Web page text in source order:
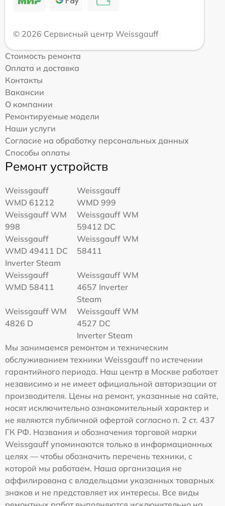
© 2026 Сервисный центр Weissgauff
Стоимость ремонта
Оплата и доставка
Контакты
Вакансии
О компании
Ремонтируемые модели
Наши услуги
Согласие на обработку персональных данных
Способы оплаты
Ремонт устройств
Weissgauff
WMD 61212
Weissgauff
WMD 999
Weissgauff WM
998
Weissgauff WM
59412 DC
Weissgauff
WMD 49411 DC
Inverter Steam
Weissgauff WM
58411
Weissgauff
WMD 58411
Weissgauff WM
4657 Inverter
Steam
Weissgauff WM
4826 D
Weissgauff WM
4527 DC
Inverter Steam
Мы занимаемся ремонтом и техническим
обслуживанием техники Weissgauff по истечении
гарантийного периода. Наш центр в Москве работает
независимо и не имеет официальной авторизации от
производителя. Цены на ремонт, указанные на сайте,
носят исключительно ознакомительный характер и
не являются публичной офертой согласно п. 2 ст. 437
ГК РФ. Названия и обозначения торговой марки
Weissgauff упоминаются только в информационных
целях — чтобы обозначить перечень техники, с
которой мы работаем. Наша организация не
аффилирована с владельцами указанных товарных
знаков и не представляет их интересы. Все виды